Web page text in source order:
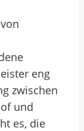
eng
zwischen
und
es, die